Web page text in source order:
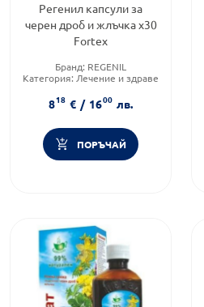
Регенил капсули за
черен дроб и жлъчка х30
Fortex
Бранд: REGENIL
Категория: Лечение и здраве
818 € / 1600 лв.
ПОРЪЧАЙ